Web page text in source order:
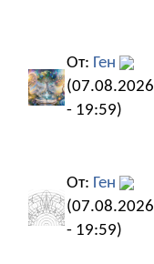
От: Ген
(07.08.2026
- 19:59)
От: Ген
(07.08.2026
- 19:59)